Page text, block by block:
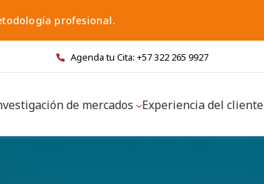
profesional.
Agenda tu Cita: +57 322 265 9927
de mercados Experiencia del cliente